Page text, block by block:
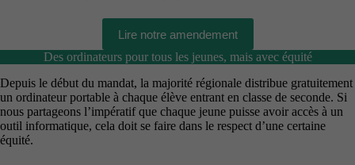
Lire notre amendement
Des ordinateurs pour tous les jeunes, mais avec équité
Depuis le début du mandat, la majorité régionale distribue gratuitement
un ordinateur portable à chaque élève entrant en classe de seconde. Si
nous partageons l’impératif que chaque jeune puisse avoir accès à un
outil informatique, cela doit se faire dans le respect d’une certaine
équité.